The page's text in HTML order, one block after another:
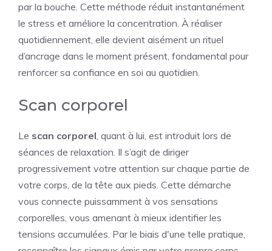
par la bouche. Cette méthode réduit instantanément
le stress et améliore la concentration. À réaliser
quotidiennement, elle devient aisément un rituel
d’ancrage dans le moment présent, fondamental pour
renforcer sa confiance en soi au quotidien.
Scan corporel
Le scan corporel, quant à lui, est introduit lors de
séances de relaxation. Il s’agit de diriger
progressivement votre attention sur chaque partie de
votre corps, de la tête aux pieds. Cette démarche
vous connecte puissamment à vos sensations
corporelles, vous amenant à mieux identifier les
tensions accumulées. Par le biais d'une telle pratique,